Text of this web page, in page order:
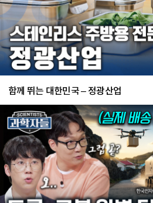
함께 뛰는 대한민국 – 정광산업